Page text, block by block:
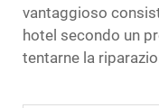
vantaggioso
hotel secondo un
tentarne la